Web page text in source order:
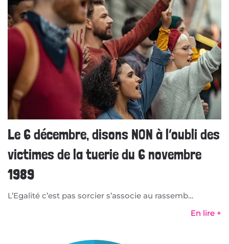
Le 6 décembre, disons NON à l’oubli des
victimes de la tuerie du 6 novembre
1989
L’Egalité c’est pas sorcier s’associe au rassemb…
En lire +